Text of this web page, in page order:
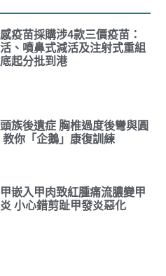
疫苗採購涉4款三價疫苗：
、噴鼻式減活及注射式重組
起分批到港
族後遺症 胸椎過度後彎與圓
教你「企鵝」康復訓練
嵌入甲肉致紅腫痛流膿變甲
小心錯剪趾甲發炎惡化